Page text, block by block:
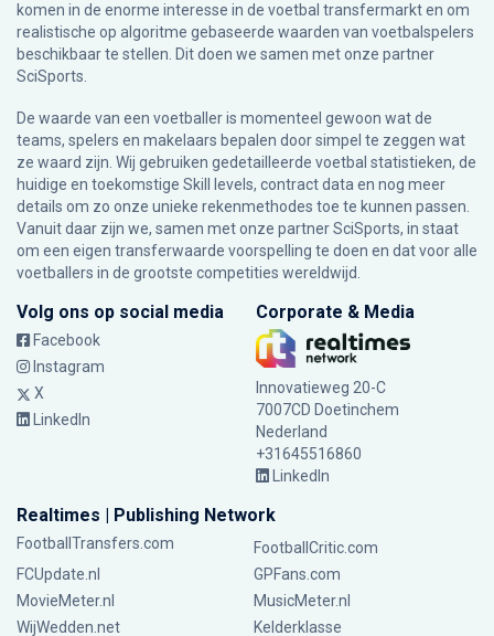
komen in de enorme interesse in de voetbal transfermarkt en om
realistische op algoritme gebaseerde waarden van voetbalspelers
beschikbaar te stellen. Dit doen we samen met onze partner
SciSports
De waarde van een voetballer is momenteel gewoon wat de
teams, spelers en makelaars bepalen door simpel te zeggen wat
ze waard zijn. Wij gebruiken gedetailleerde voetbal statistieken, de
huidige en toekomstige Skill levels, contract data en nog meer
details om zo onze unieke rekenmethodes toe te kunnen passen.
Vanuit daar zijn we, samen met onze partner SciSports, in staat
om een eigen transferwaarde voorspelling te doen en dat voor alle
voetballers in de grootste competities wereldwijd.
Volg ons op social media
Facebook
Instagram
X
LinkedIn
Corporate & Media
Innovatieweg 20-C
7007CD Doetinchem
Nederland
+31645516860
LinkedIn
Realtimes | Publishing Network
FootballTransfers.com
FootballCritic.com
FCUpdate.nl
GPFans.com
MovieMeter.nl
MusicMeter.nl
WijWedden.net
Kelderklasse